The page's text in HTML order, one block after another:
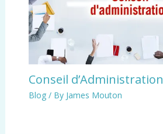
Conseil d’Administration
Blog/ By James Mouton